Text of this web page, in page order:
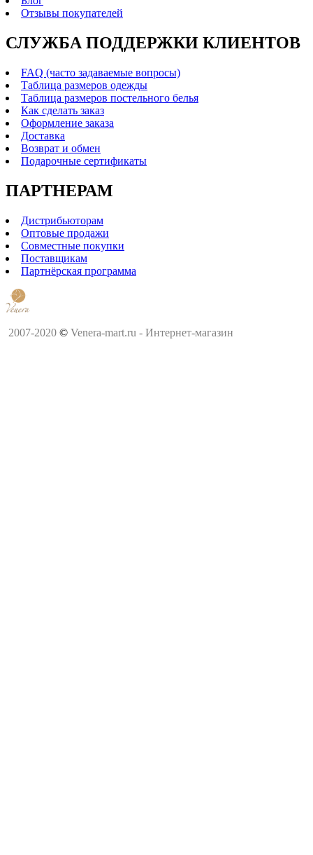
Отзывы покупателей
СЛУЖБА ПОДДЕРЖКИ КЛИЕНТОВ
FAQ (часто задаваемые вопросы)
Таблица размеров одежды
Таблица размеров постельного белья
Как сделать заказ
Оформление заказа
Доставка
Возврат и обмен
Подарочные сертификаты
ПАРТНЕРАМ
Дистрибьюторам
Оптовые продажи
Совместные покупки
Поставщикам
Партнёрская программа
2007-2020 © Venera-mart.ru - Интернет-магазин